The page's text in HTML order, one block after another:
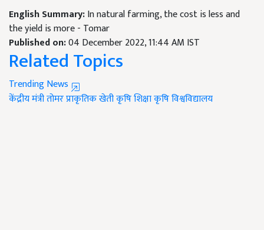
English Summary:In natural farming, the cost is less and
the yield is more - Tomar
Published on:04 December 2022, 11:44 AM IST
Related Topics
Trending News
केंद्रीय मंत्री तोमरप्राकृतिक खेतीकृषि शिक्षाकृषि विश्वविद्यालय